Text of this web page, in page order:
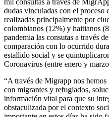
mil consultas a través de
dudas vinculadas con el proceso
realizadas principalmente por
colombianos (12%) y haitianos
pandemia las consutas a través
comparación con lo ocurrido
estallido social y se
Coronavirus (entre enero y
“A través de Migrapp nos
con migrantes y refugiados,
información vital para que su
obstaculizada por el contexto